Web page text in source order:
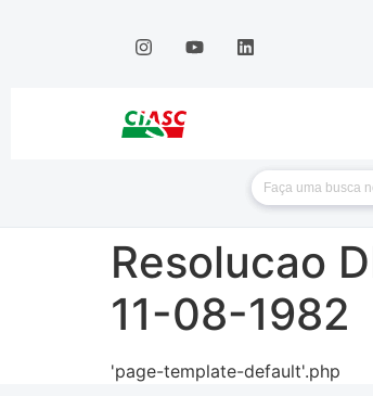
Resolucao
11-08-1982
'page-template-default'.php